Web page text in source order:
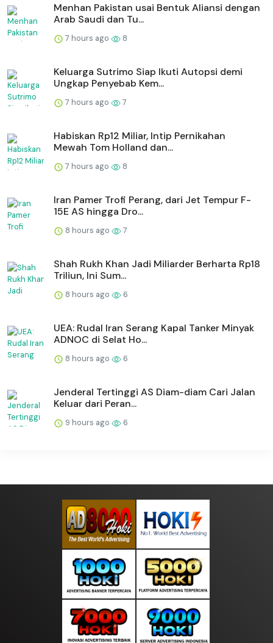
Menhan Pakistan usai Bentuk Aliansi dengan
Arab Saudi dan Tu...
7 hours ago 8
Keluarga Sutrimo Siap Ikuti Autopsi demi
Ungkap Penyebab Kem...
7 hours ago 7
Habiskan Rp12 Miliar, Intip Pernikahan
Mewah Tom Holland dan...
7 hours ago 8
Iran Pamer Trofi Perang, dari Jet Tempur F-
15E AS hingga Dro...
8 hours ago 7
Shah Rukh Khan Jadi Miliarder Berharta Rp18
Triliun, Ini Sum...
8 hours ago 6
UEA: Rudal Iran Serang Kapal Tanker Minyak
ADNOC di Selat Ho...
8 hours ago 6
Jenderal Tertinggi AS Diam-diam Cari Jalan
Keluar dari Peran...
9 hours ago 6